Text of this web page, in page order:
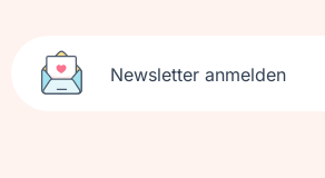
Newsletter anmelden